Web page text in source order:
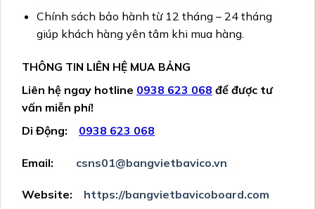
Chính sách bảo hành từ 12 tháng – 24 tháng
giúp khách hàng yên tâm khi mua hàng.
THÔNG TIN LIÊN HỆ MUA BẢNG
Liên hệ ngay hotline 0938 623 068 để được tư
vấn miễn phí!
Di Động:
0938 623 068
Email: csns01@bangvietbavico.vn
Website: https://bangvietbavicoboard.com